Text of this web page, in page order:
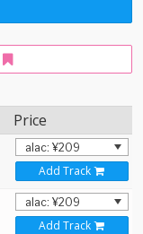
Price
Add Track
Add Track